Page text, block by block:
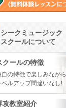
シークミュージック
スクールについて
クールの特徴
自の特徴で楽しみながら
ベルアップ間違いなし!
攻教室紹介